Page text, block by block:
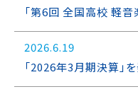
「第6回 全国高校 軽音
2026.6.19
「2026年3月期決算」